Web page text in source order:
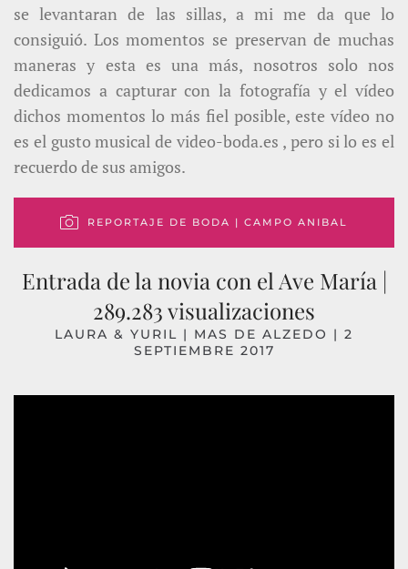
se levantaran de las sillas, a mi me da que lo
consiguió. Los momentos se preservan de muchas
maneras y esta es una más, nosotros solo nos
dedicamos a capturar con la fotografía y el vídeo
dichos momentos lo más fiel posible, este vídeo no
es el gusto musical de video-boda.es , pero si lo es el
recuerdo de sus amigos.
REPORTAJE DE BODA | CAMPO ANIBAL
Entrada de la novia con el Ave María |
289.283 visualizaciones
LAURA & YURIL | MAS DE ALZEDO | 2
SEPTIEMBRE 2017